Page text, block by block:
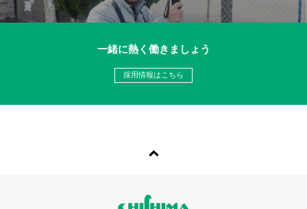
一緒に熱く働きましょう
採用情報はこちら